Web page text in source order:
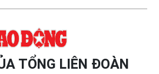
TỔNG LIÊN ĐOÀN